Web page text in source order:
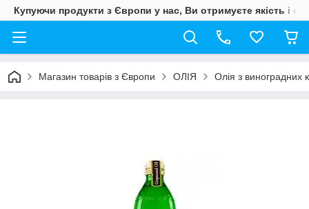
Купуючи продукти з Європи у нас, Ви отримуєте якість і
Магазин товарів з Європи ОЛІЯ Олія з виноградних